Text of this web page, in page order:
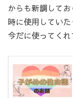
からも新調して
時に使用してい
今だに使ってくれ